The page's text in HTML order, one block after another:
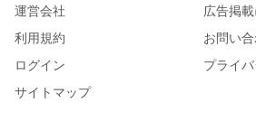
運営会社
広告掲
利用規約
お問い
ログイン
プライ
サイトマップ